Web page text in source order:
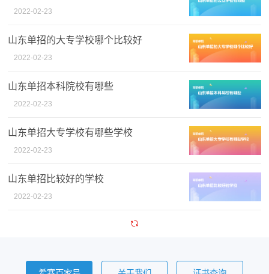
2022-02-23
山东单招的大专学校哪个比较好
2022-02-23
山东单招本科院校有哪些
2022-02-23
山东单招大专学校有哪些学校
2022-02-23
山东单招比较好的学校
2022-02-23